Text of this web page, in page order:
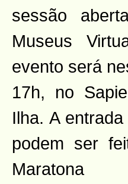
sessão
Museus
evento será
17h, no
Ilha. A
podem ser